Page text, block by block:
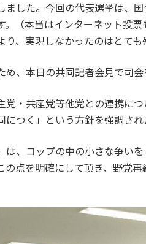
した。今回の代表選挙は、
。（本当はインターネット投
、実現しなかったのはとても
、本日の共同記者会見で司会
・共産党等他党との連携に
つく」という方針を強調され
、コップの中の小さな争い
の点を明確にして頂き、野党